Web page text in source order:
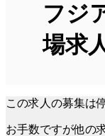
フジ
場求
この求人の募集は
お手数ですが他の